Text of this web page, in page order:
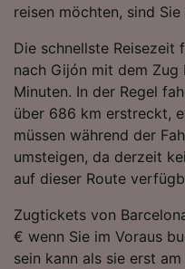
reisen möchten, sind
Die schnellste Reisezeit
nach Gijón mit dem Zug
Minuten. In der Regel
über 686 km erstreckt,
müssen während der
umsteigen, da derzeit
auf dieser Route
Zugtickets von
€ wenn Sie im Voraus
sein kann als sie erst